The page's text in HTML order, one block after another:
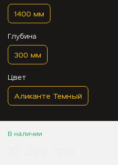
1400 мм
Глубина
300 мм
Цвет
Аликанте Темный
В наличии